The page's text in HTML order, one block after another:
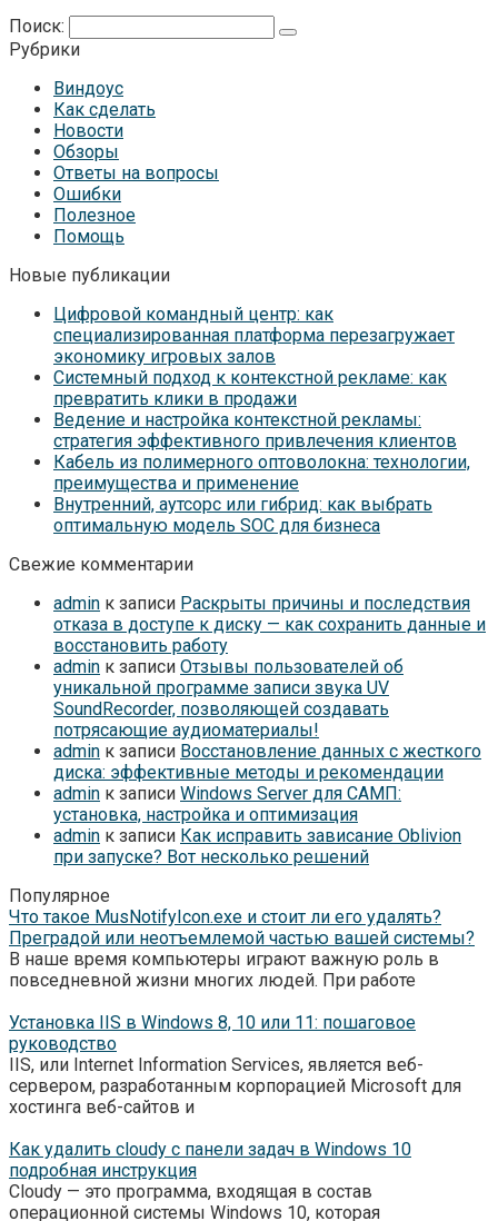
Поиск:
Рубрики
Виндоус
Как сделать
Новости
Обзоры
Ответы на вопросы
Ошибки
Полезное
Помощь
Новые публикации
Цифровой командный центр: как
специализированная платформа перезагружает
экономику игровых залов
Системный подход к контекстной рекламе: как
превратить клики в продажи
Ведение и настройка контекстной рекламы:
стратегия эффективного привлечения клиентов
Кабель из полимерного оптоволокна: технологии,
преимущества и применение
Внутренний, аутсорс или гибрид: как выбрать
оптимальную модель SOC для бизнеса
Свежие комментарии
admin к записи Раскрыты причины и последствия
отказа в доступе к диску — как сохранить данные и
восстановить работу
admin к записи Отзывы пользователей об
уникальной программе записи звука UV
SoundRecorder, позволяющей создавать
потрясающие аудиоматериалы!
admin к записи Восстановление данных с жесткого
диска: эффективные методы и рекомендации
admin к записи Windows Server для САМП:
установка, настройка и оптимизация
admin к записи Как исправить зависание Oblivion
при запуске? Вот несколько решений
Популярное
Что такое MusNotifyIcon.exe и стоит ли его удалять?
Преградой или неотъемлемой частью вашей системы?
В наше время компьютеры играют важную роль в
повседневной жизни многих людей. При работе
Установка IIS в Windows 8, 10 или 11: пошаговое
руководство
IIS, или Internet Information Services, является веб-
сервером, разработанным корпорацией Microsoft для
хостинга веб-сайтов и
Как удалить cloudy с панели задач в Windows 10
подробная инструкция
Cloudy — это программа, входящая в состав
операционной системы Windows 10, которая